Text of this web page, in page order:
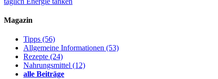
Magazin
Tipps (56)
Allgemeine Informationen (53)
Rezepte (24)
Nahrungsmittel (12)
alle Beiträge